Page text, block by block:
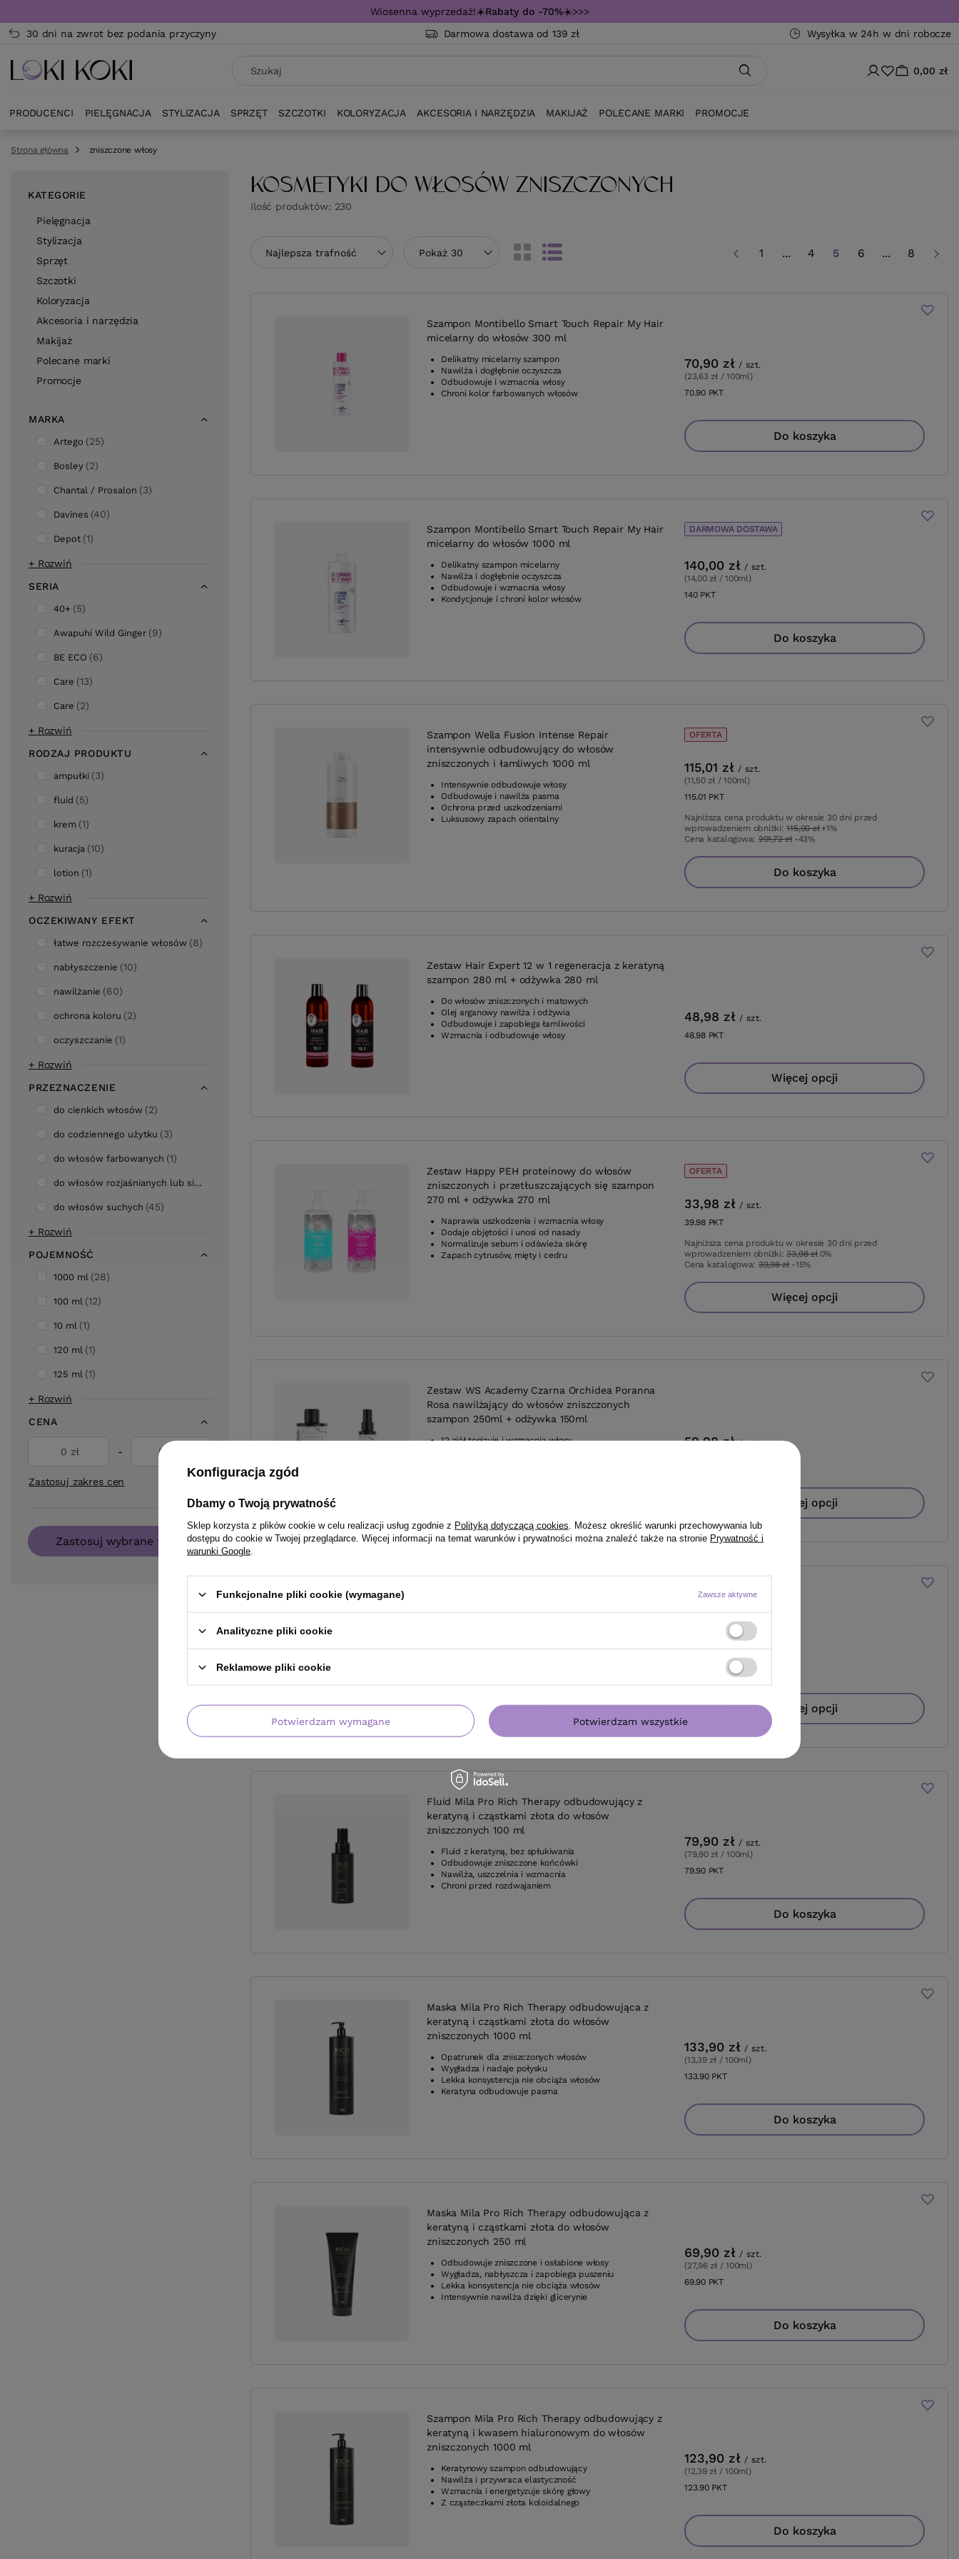
Wiosenna wyprzedaż!☀️Rabaty do -70%☀️>>>
30 dni na zwrot bez podania przyczyny
Darmowa dostawa od 139 zł Wysyłka w 24h w dni robocze
0,00 zł
PRODUCENCI PIELĘGNACJA STYLIZACJA SPRZĘT SZCZOTKI KOLORYZACJA AKCESORIA I NARZĘDZIA MAKIJAŻ POLECANE MARKI PROMOCJE
Strona główna zniszczone włosy
KATEGORIE
Pielęgnacja
Stylizacja
Sprzęt
Szczotki
Koloryzacja
Akcesoria i narzędzia
Makijaż
Polecane marki
Promocje
MARKA
Artego 25
Bosley 2
Chantal / Prosalon 3
Davines 40
Depot 1
+ Rozwiń
SERIA
40+ 5
Awapuhi Wild Ginger 9
BE ECO 6
Care 13
Care 2
+ Rozwiń
RODZAJ PRODUKTU
ampułki 3
fluid 5
krem 1
kuracja 10
lotion 1
+ Rozwiń
OCZEKIWANY EFEKT
łatwe rozczesywanie włosów 8
nabłyszczenie 10
nawilżanie 60
ochrona koloru 2
oczyszczanie 1
+ Rozwiń
PRZEZNACZENIE
do cienkich włosów 2
do codziennego użytku 3
do włosów farbowanych 1
do włosów rozjaśnianych lub siwych
do włosów suchych 45
+ Rozwiń
POJEMNOŚĆ
1000 ml 28
100 ml 12
10 ml 1
120 ml 1
125 ml 1
+ Rozwiń
CENA
zł -
Zastosuj zakres cen
Zastosuj wybrane filtry
KOSMETYKI DO WŁOSÓW ZNISZCZONYCH
Ilość produktów: 230
Zmień sortowanie
Najlepsza trafność Zmień ilość wyświetlanych produktów
Pokaż 30 1 ... 4 5 6 ... 8
Szampon Montibello Smart Touch Repair My Hair
micelarny do włosów 300 ml
Delikatny micelarny szampon
Nawilża i dogłębnie oczyszcza
Odbudowuje i wzmacnia włosy
Chroni kolor farbowanych włosów
70,90 zł / szt.
(23,63 zł / 100ml)
70.90PKTpunktów
Do koszyka
Szampon Montibello Smart Touch Repair My Hair
micelarny do włosów 1000 ml
Delikatny szampon micelarny
Nawilża i dogłębnie oczyszcza
Odbudowuje i wzmacnia włosy
Kondycjonuje i chroni kolor włosów
DARMOWA DOSTAWA
140,00 zł / szt.
(14,00 zł / 100ml)
140PKTpunktów
Do koszyka
Szampon Wella Fusion Intense Repair
intensywnie odbudowujący do włosów
zniszczonych i łamliwych 1000 ml
Intensywnie odbudowuje włosy
Odbudowuje i nawilża pasma
Ochrona przed uszkodzeniami
Luksusowy zapach orientalny
OFERTA
115,01 zł / szt.
(11,50 zł / 100ml)
115.01 PKTpunktów
Najniższa cena produktu w okresie 30 dni przed
wprowadzeniem obniżki:115,00 zł +1%
Cena katalogowa: 201,72 zł -43%
Do koszyka
Zestaw Hair Expert 12 w 1 regeneracja z keratyną
szampon 280 ml + odżywka 280 ml
Do włosów zniszczonych i matowych
Olej arganowy nawilża i odżywia
Odbudowuje i zapobiega łamliwości
Wzmacnia i odbudowuje włosy
48,98 zł / szt.
48.98PKTpunktów
Więcej opcji
Zestaw Happy PEH proteinowy do włosów
zniszczonych i przetłuszczających się szampon
270 ml + odżywka 270 ml
Naprawia uszkodzenia i wzmacnia włosy
Dodaje objętości i unosi od nasady
Normalizuje sebum i odświeża skórę
Zapach cytrusów, mięty i cedru
OFERTA
33,98 zł / szt.
39.98PKTpunktów
Najniższa cena produktu w okresie 30 dni przed
wprowadzeniem obniżki:33,98 zł 0%
Cena katalogowa: 39,98 zł -15%
Więcej opcji
Zestaw WS Academy Czarna Orchidea Poranna
Rosa nawilżający do włosów zniszczonych
szampon 250ml + odżywka 150ml
12 ziół tonizuje i wzmacnia włosy
59,98 zł / szt.
Więcej opcji
punktów
Więcej opcji
Fluid Mila Pro Rich Therapy odbudowujący z
keratyną i cząstkami złota do włosów
zniszczonych 100 ml
Fluid z keratyną, bez spłukiwania
Odbudowuje zniszczone końcówki
Nawilża, uszczelnia i wzmacnia
Chroni przed rozdwajaniem
79,90 zł / szt.
(79,90 zł / 100ml)
79.90PKTpunktów
Do koszyka
Maska Mila Pro Rich Therapy odbudowująca z
keratyną i cząstkami złota do włosów
zniszczonych 1000 ml
Opatrunek dla zniszczonych włosów
Wygładza i nadaje połysku
Lekka konsystencja nie obciąża włosów
Keratyna odbudowuje pasma
133,90 zł / szt.
(13,39 zł / 100ml)
133.90PKTpunktów
Do koszyka
Maska Mila Pro Rich Therapy odbudowująca z
keratyną i cząstkami złota do włosów
zniszczonych 250 ml
Odbudowuje zniszczone i osłabione włosy
Wygładza, nabłyszcza i zapobiega puszeniu
Lekka konsystencja nie obciąża włosów
Intensywnie nawilża dzięki glicerynie
69,90 zł / szt.
(27,96 zł / 100ml)
69.90PKTpunktów
Do koszyka
Szampon Mila Pro Rich Therapy odbudowujący z
keratyną i kwasem hialuronowym do włosów
zniszczonych 1000 ml
Keratynowy szampon odbudowujący
Nawilża i przywraca elastyczność
Wzmacnia i energetyzuje skórę głowy
Z cząsteczkami złota koloidalnego
123,90 zł / szt.
(12,39 zł / 100ml)
123.90PKTpunktów
Do koszyka
Konfiguracja zgód
Dbamy o Twoją prywatność
Sklep korzysta z plików cookie w celu realizacji usług zgodnie z Polityką dotyczącą cookies . Możesz określić warunki przechowywania lub
dostępu do cookie w Twojej przeglądarce. Więcej informacji na temat warunków i prywatności można znaleźć także na stronie Prywatność i
warunki Google
Funkcjonalne pliki cookie (wymagane) Zawsze aktywne
Analityczne pliki cookie
Reklamowe pliki cookie
Potwierdzam wymagane Potwierdzam wszystkie